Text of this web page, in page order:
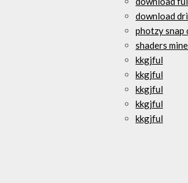
download
photzy snap
shaders
kkgjful
kkgjful
kkgjful
kkgjful
kkgjful